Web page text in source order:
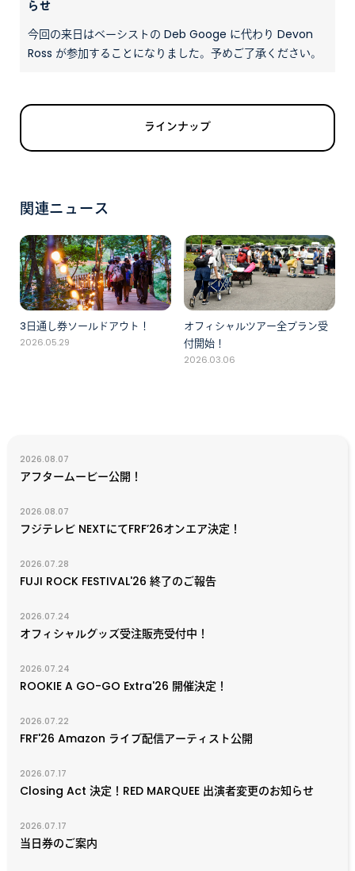
らせ
今回の来日はベーシストの Deb Googe に代わり Devon
Ross が参加することになりました。予めご了承ください。
ラインナップ
関連ニュース
3日通し券ソールドアウト！
2026.05.29
オフィシャルツアー全プラン受
付開始！
2026.03.06
2026.08.07
アフタームービー公開！
2026.08.07
フジテレビ NEXTにてFRF’26オンエア決定！
2026.07.28
FUJI ROCK FESTIVAL'26 終了のご報告
2026.07.24
オフィシャルグッズ受注販売受付中！
2026.07.24
ROOKIE A GO-GO Extra'26 開催決定！
2026.07.22
FRF'26 Amazon ライブ配信アーティスト公開
2026.07.17
Closing Act 決定！RED MARQUEE 出演者変更のお知らせ
2026.07.17
当日券のご案内